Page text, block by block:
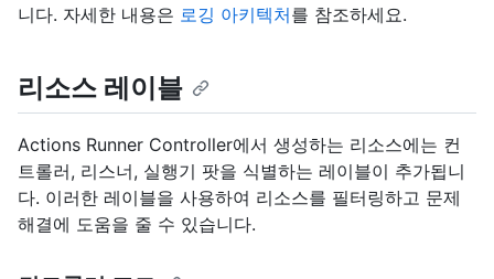
니다. 자세한 내용은 로깅 아키텍처를 참조하세요.
리소스 레이블
Actions Runner Controller에서 생성하는 리소스에는 컨
트롤러, 리스너, 실행기 팟을 식별하는 레이블이 추가됩니
다. 이러한 레이블을 사용하여 리소스를 필터링하고 문제
해결에 도움을 줄 수 있습니다.